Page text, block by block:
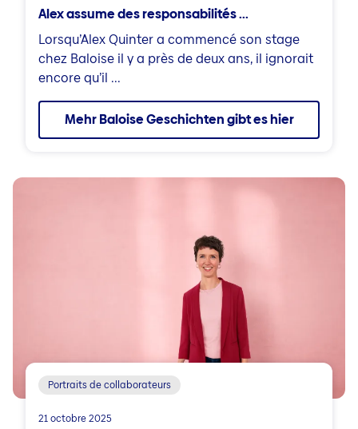
Alex assume des responsabilités ...
Lorsqu’Alex Quinter a commencé son stage
chez Baloise il y a près de deux ans, il ignorait
encore qu’il ...
Mehr Baloise Geschichten gibt es hier
Portraits de collaborateurs
21 octobre 2025